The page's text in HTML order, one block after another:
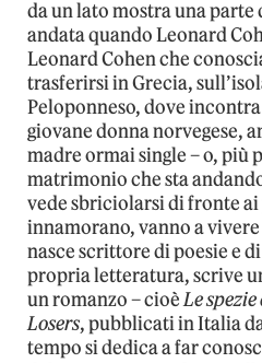
da un lato mostra una parte
andata quando Leonard
Leonard Cohen che
trasferirsi in Grecia,
Peloponneso, dove
giovane donna norvegese,
madre ormai single – o, più
matrimonio che sta
vede sbriciolarsi di fronte
innamorano, vanno a
nasce scrittore di poesie e
propria letteratura, scrive
un romanzo – cioèLe
Losers, pubblicati in Italia
tempo si dedica a far